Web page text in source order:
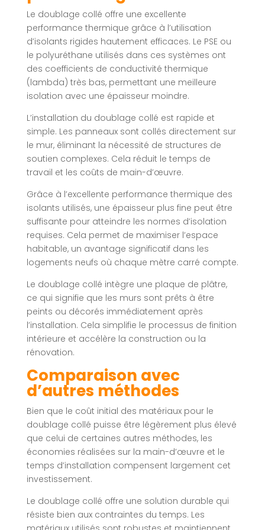
Le doublage collé offre une excellente
performance thermique grâce à l’utilisation
d’isolants rigides hautement efficaces. Le PSE ou
le polyuréthane utilisés dans ces systèmes ont
des coefficients de conductivité thermique
(lambda) très bas, permettant une meilleure
isolation avec une épaisseur moindre.
L’installation du doublage collé est rapide et
simple. Les panneaux sont collés directement sur
le mur, éliminant la nécessité de structures de
soutien complexes. Cela réduit le temps de
travail et les coûts de main-d’œuvre.
Grâce à l’excellente performance thermique des
isolants utilisés, une épaisseur plus fine peut être
suffisante pour atteindre les normes d’isolation
requises. Cela permet de maximiser l’espace
habitable, un avantage significatif dans les
logements neufs où chaque mètre carré compte.
Le doublage collé intègre une plaque de plâtre,
ce qui signifie que les murs sont prêts à être
peints ou décorés immédiatement après
l’installation. Cela simplifie le processus de finition
intérieure et accélère la construction ou la
rénovation.
Comparaison avec
d’autres méthodes
Bien que le coût initial des matériaux pour le
doublage collé puisse être légèrement plus élevé
que celui de certaines autres méthodes, les
économies réalisées sur la main-d’œuvre et le
temps d’installation compensent largement cet
investissement.
Le doublage collé offre une solution durable qui
résiste bien aux contraintes du temps. Les